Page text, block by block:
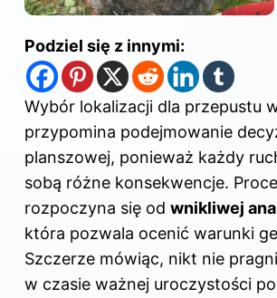
Podziel się z innymi:
Wybór lokalizacji dla przepustu
przypomina podejmowanie
planszowej, ponieważ każdy
sobą różne konsekwencje.
rozpoczyna się od wnikliwej
która pozwala ocenić warunki
Szczerze mówiąc, nikt nie
w czasie ważnej uroczystości